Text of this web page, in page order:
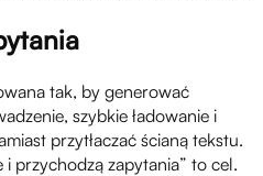
tak, by generować
szybkie ładowanie i
przytłaczać ścianą tekstu.
i przychodzą zapytania” to cel.